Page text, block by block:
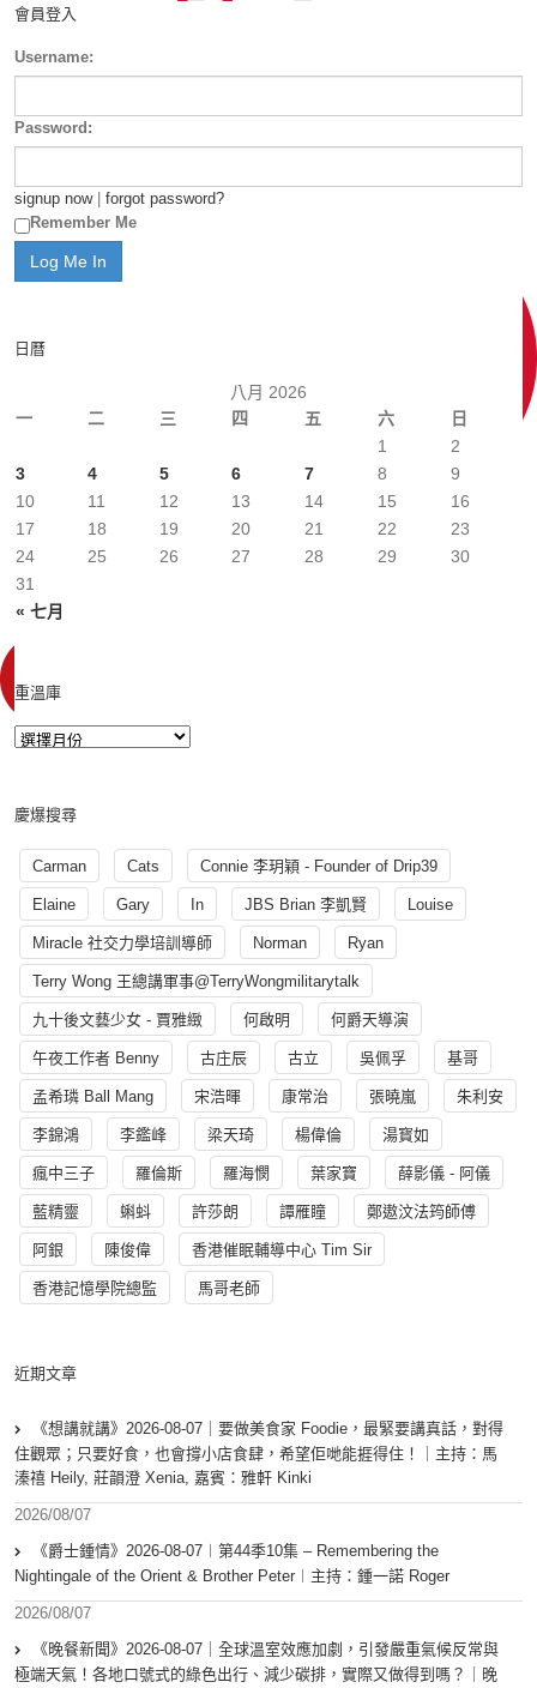
會員登入
Username:
Password:
signup now| forgot password?
Remember Me
日曆
八月 2026
一
二 三 四 五 六 日
« 七月
1
2
3
4 5 6 7 8
9
10
11 12 13 14 15
16
17
18 19 20 21 22
23
24
25 26 27 28 29
30
31
重溫庫
慶爆搜尋
Carman Cats Connie 李玥穎 - Founder of Drip39
Elaine Gary In JBS Brian 李凱賢 Louise
Miracle 社交力學培訓導師 Norman Ryan
Terry Wong 王總講軍事@TerryWongmilitarytalk
九十後文藝少女 - 賈雅緻 何啟明 何爵天導演
午夜工作者 Benny 古庄辰 古立 吳佩孚 基哥
孟希璘 Ball Mang 宋浩暉 康常治 張曉嵐 朱利安
李錦鴻 李鑑峰 梁天琦 楊偉倫 湯寳如
瘋中三子 羅倫斯 羅海憫 葉家寶 薛影儀 - 阿儀
藍精靈 蝌蚪 許莎朗 譚雁瞳 鄭遨汶法筠師傅
阿銀 陳俊偉 香港催眠輔導中心 Tim Sir
香港記憶學院總監 馬哥老師
近期文章
《想講就講》2026-08-07｜要做美食家 Foodie，最緊要講真話，對得
住觀眾；只要好食，也會撐小店食肆，希望佢哋能捱得住！｜主持：馬
溱禧 Heily, 莊韻澄 Xenia, 嘉賓：雅軒 Kinki
2026/08/07
《爵士鍾情》2026-08-07︱第44季10集 – Remembering the
Nightingale of the Orient & Brother Peter︱主持：鍾一諾 Roger
2026/08/07
《晚餐新聞》2026-08-07｜全球溫室效應加劇，引發嚴重氣候反常與
極端天氣！各地口號式的綠色出行、減少碳排，實際又做得到嗎？｜晚